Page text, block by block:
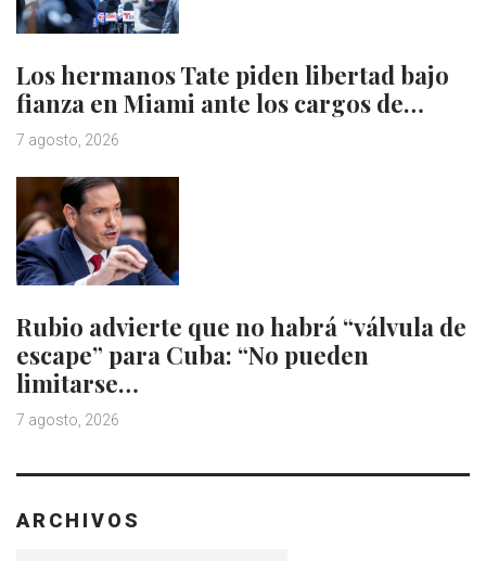
Los hermanos Tate piden libertad bajo
fianza en Miami ante los cargos de…
7 agosto, 2026
Rubio advierte que no habrá “válvula de
escape” para Cuba: “No pueden
limitarse…
7 agosto, 2026
ARCHIVOS